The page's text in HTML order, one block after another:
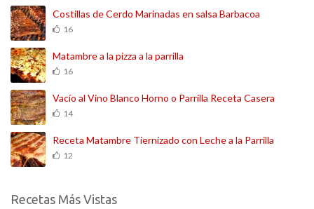
Costillas de Cerdo Marinadas en salsa Barbacoa
16
Matambre a la pizza a la parrilla
16
Vacío al Vino Blanco Horno o Parrilla Receta Casera
14
Receta Matambre Tiernizado con Leche a la Parrilla
12
Recetas Más Vistas